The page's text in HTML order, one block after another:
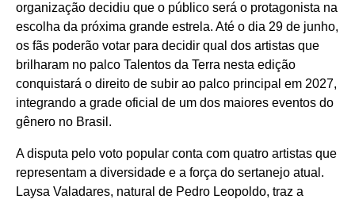
organização decidiu que o público será o protagonista na
escolha da próxima grande estrela. Até o dia 29 de junho,
os fãs poderão votar para decidir qual dos artistas que
brilharam no palco Talentos da Terra nesta edição
conquistará o direito de subir ao palco principal em 2027,
integrando a grade oficial de um dos maiores eventos do
gênero no Brasil.
A disputa pelo voto popular conta com quatro artistas que
representam a diversidade e a força do sertanejo atual.
Laysa Valadares, natural de Pedro Leopoldo, traz a